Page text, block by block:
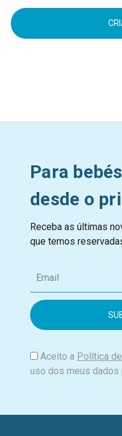
Para
desde o
Receba as últimas
que temos
m
i
Aceito a Política
uso dos meus dados